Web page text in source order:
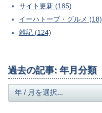
サイト更新 (185)
イーハトーブ・グルメ (18)
雑記 (124)
過去の記事: 年月分類